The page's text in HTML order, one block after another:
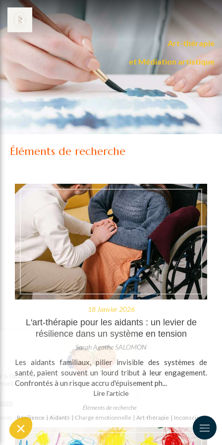
Art-thérapie
et Médiation artistique
Éléments de recherche
18 Janvier 2026
L'art-thérapie pour les aidants : un levier de
résilience dans un système en tension
Sarah Agathe SALOMON
Les aidants familiaux, pilier invisible des systèmes de
santé, paient souvent un lourd tribut à leur engagement.
Confrontés à un risque accru d'épuisement ph...
Lire l'article
Éléments de recherche
Résilience
Aidants Charge émotionnelle Art-thérapie Inconscient